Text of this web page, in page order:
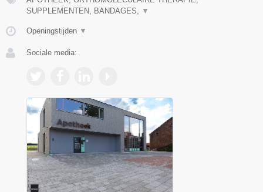
SUPPLEMENTEN, BANDAGES,
▼
Openingstijden ▼
Sociale media: